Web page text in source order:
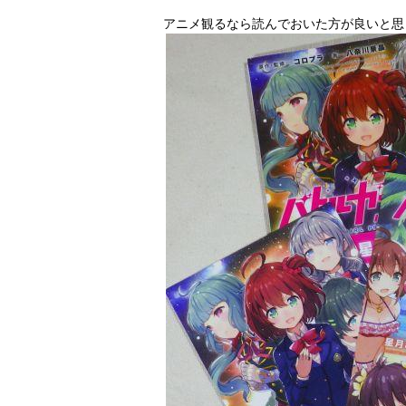
アニメ観るなら読んでおいた方が良いと